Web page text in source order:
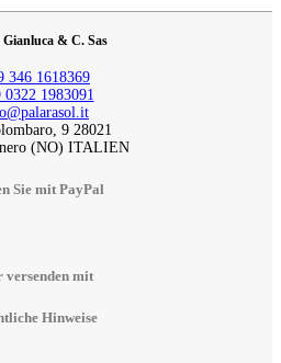
Gianluca & C. Sas
346 1618369
0322 1983091
9 28021
(NO) ITALIEN
Sie mit PayPal
versenden mit
Hinweise